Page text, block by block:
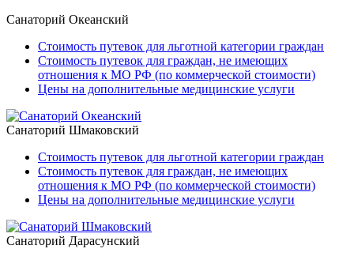
Санаторий Океанский
Стоимость путевок для льготной категории граждан
Стоимость путевок для граждан, не имеющих
отношения к МО РФ (по коммерческой стоимости)
Цены на дополнительные медицинские услуги
Санаторий Шмаковский
Стоимость путевок для льготной категории граждан
Стоимость путевок для граждан, не имеющих
отношения к МО РФ (по коммерческой стоимости)
Цены на дополнительные медицинские услуги
Санаторий Дарасунский